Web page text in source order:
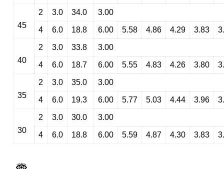
45
2 3.0 34.0 3.00
4 6.0 18.8 6.00 5.58 4.86 4.29 3.83
40
2 3.0 33.8 3.00
4 6.0 18.7 6.00 5.55 4.83 4.26 3.80
35
2 3.0 35.0 3.00
4 6.0 19.3 6.00 5.77 5.03 4.44 3.96
30
2 3.0 30.0 3.00
4 6.0 18.8 6.00 5.59 4.87 4.30 3.83